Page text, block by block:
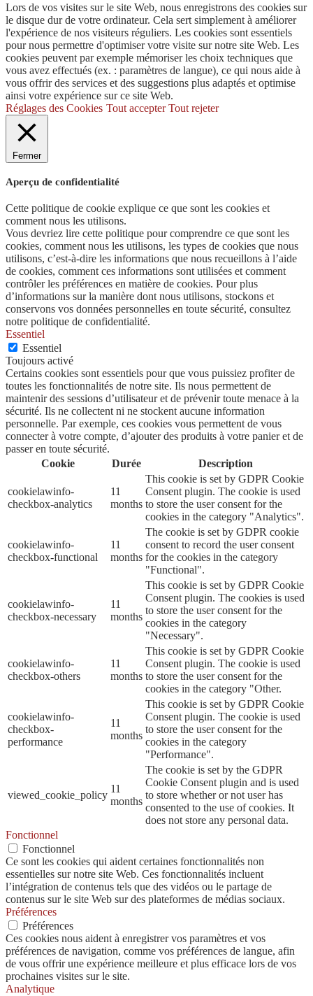
Lors de vos visites sur le site Web, nous enregistrons des cookies sur
le disque dur de votre ordinateur. Cela sert simplement à améliorer
l'expérience de nos visiteurs réguliers. Les cookies sont essentiels
pour nous permettre d'optimiser votre visite sur notre site Web. Les
cookies peuvent par exemple mémoriser les choix techniques que
vous avez effectués (ex. : paramètres de langue), ce qui nous aide à
vous offrir des services et des suggestions plus adaptés et optimise
ainsi votre expérience sur ce site Web.
Réglages des Cookies Tout accepter Tout rejeter
Fermer
Aperçu de confidentialité
Cette politique de cookie explique ce que sont les cookies et
comment nous les utilisons.
Vous devriez lire cette politique pour comprendre ce que sont les
cookies, comment nous les utilisons, les types de cookies que nous
utilisons, c’est-à-dire les informations que nous recueillons à l’aide
de cookies, comment ces informations sont utilisées et comment
contrôler les préférences en matière de cookies. Pour plus
d’informations sur la manière dont nous utilisons, stockons et
conservons vos données personnelles en toute sécurité, consultez
notre politique de confidentialité.
Essentiel
Essentiel
Toujours activé
Certains cookies sont essentiels pour que vous puissiez profiter de
toutes les fonctionnalités de notre site. Ils nous permettent de
maintenir des sessions d’utilisateur et de prévenir toute menace à la
sécurité. Ils ne collectent ni ne stockent aucune information
personnelle. Par exemple, ces cookies vous permettent de vous
connecter à votre compte, d’ajouter des produits à votre panier et de
passer en toute sécurité.
Cookie
Durée Description
cookielawinfo-
checkbox-analytics
11
months
This cookie is set by GDPR Cookie
Consent plugin. The cookie is used
to store the user consent for the
cookies in the category "Analytics".
cookielawinfo-
checkbox-functional
11
months
The cookie is set by GDPR cookie
consent to record the user consent
for the cookies in the category
"Functional".
cookielawinfo-
checkbox-necessary
11
months
This cookie is set by GDPR Cookie
Consent plugin. The cookies is used
to store the user consent for the
cookies in the category
"Necessary".
cookielawinfo-
checkbox-others
11
months
This cookie is set by GDPR Cookie
Consent plugin. The cookie is used
to store the user consent for the
cookies in the category "Other.
cookielawinfo-
checkbox-
performance
11
months
This cookie is set by GDPR Cookie
Consent plugin. The cookie is used
to store the user consent for the
cookies in the category
"Performance".
viewed_cookie_policy
11
months
The cookie is set by the GDPR
Cookie Consent plugin and is used
to store whether or not user has
consented to the use of cookies. It
does not store any personal data.
Fonctionnel
Fonctionnel
Ce sont les cookies qui aident certaines fonctionnalités non
essentielles sur notre site Web. Ces fonctionnalités incluent
l’intégration de contenus tels que des vidéos ou le partage de
contenus sur le site Web sur des plateformes de médias sociaux.
Préférences
Préférences
Ces cookies nous aident à enregistrer vos paramètres et vos
préférences de navigation, comme vos préférences de langue, afin
de vous offrir une expérience meilleure et plus efficace lors de vos
prochaines visites sur le site.
Analytique